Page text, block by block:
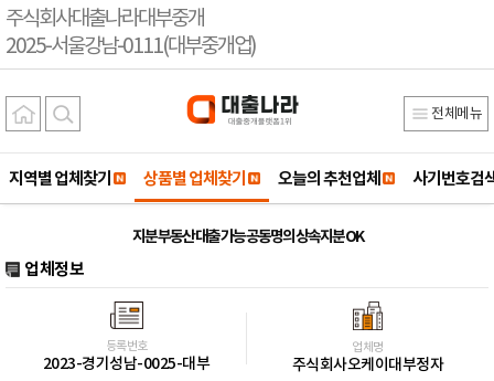
주식회사대출나라대부중개
2025-서울강남-0111(대부중개업)
전체메뉴
지역별 업체찾기 상품별 업체찾기 오늘의 추천업체 사기번호검
지분 부동산 대출 가능 공동명의 상속지분 OK
업체정보
등록번호
2023-경기성남-0025-대부
업체명
주식회사오케이대부정자